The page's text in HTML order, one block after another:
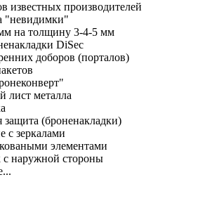
известных производителей
"невидимки"
на толщину 3-4-5 мм
DiSec
доборов (порталов)
лист металла
защита (броненакладки)
с зеркалами
элементами
наружной стороны